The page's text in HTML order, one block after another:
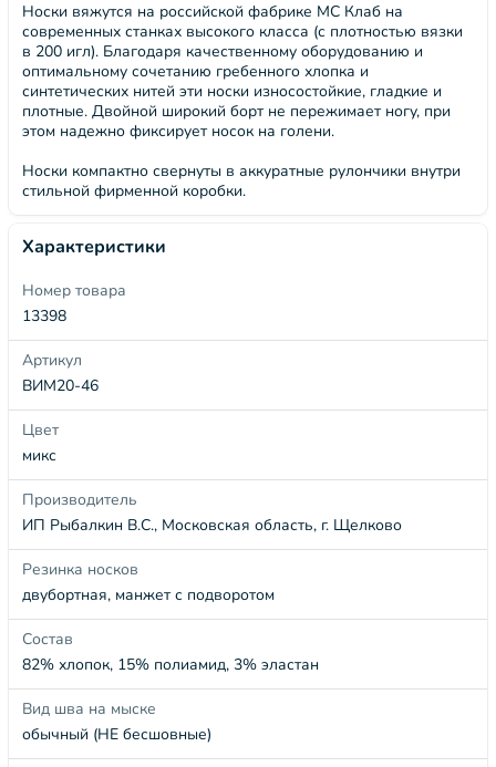
Носки вяжутся на российской фабрике МС Клаб на
современных станках высокого класса (с плотностью вязки
в 200 игл). Благодаря качественному оборудованию и
оптимальному сочетанию гребенного хлопка и
синтетических нитей эти носки износостойкие, гладкие и
плотные. Двойной широкий борт не пережимает ногу, при
этом надежно фиксирует носок на голени.
Носки компактно свернуты в аккуратные рулончики внутри
стильной фирменной коробки.
Характеристики
Номер товара
13398
Артикул
ВИМ20-46
Цвет
микс
Производитель
ИП Рыбалкин В.С., Московская область, г. Щелково
Резинка носков
двубортная, манжет с подворотом
Состав
82% хлопок, 15% полиамид, 3% эластан
Вид шва на мыске
обычный (НЕ бесшовные)